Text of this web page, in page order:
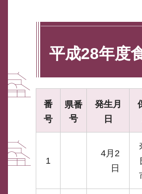
平成28年度
番
号
県番
号
発生月
日
1
4月2
日